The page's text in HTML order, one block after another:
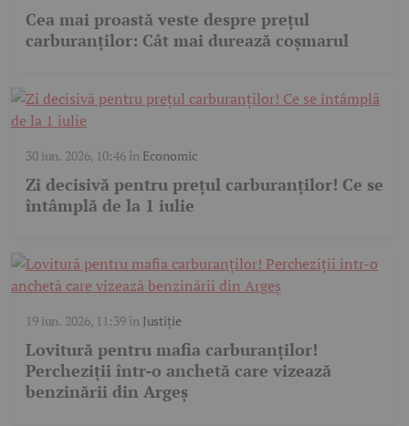
Cea mai proastă veste despre prețul
carburanților: Cât mai durează coșmarul
30 iun. 2026, 10:46în Economic
Zi decisivă pentru prețul carburanților! Ce se
întâmplă de la 1 iulie
19 iun. 2026, 11:39în Justiție
Lovitură pentru mafia carburanților!
Percheziții într-o anchetă care vizează
benzinării din Argeș